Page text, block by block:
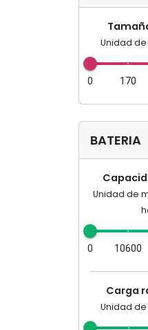
Unidad
0 170
BATERIA
Unidad de
0 10600
Carga
Unidad